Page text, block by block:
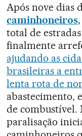
Após nove dias
caminhoneiros
total de
finalmente
ajudando as
brasileiras a
lenta rota de
abastecimento,
de combustível.
paralisação